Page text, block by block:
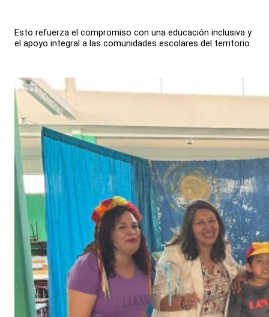
Esto refuerza el compromiso con una educación inclusiva y
el apoyo integral a las comunidades escolares del territorio.